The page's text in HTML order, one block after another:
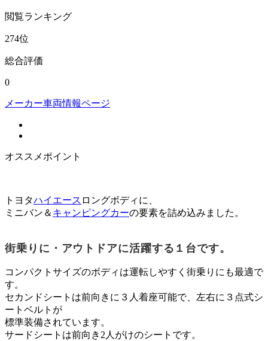
閲覧ランキング
274位
総合評価
0
メーカー車両情報ページ
オススメポイント
トヨタハイエース ロングボディに、
ミニバン＆ キャンピングカーの要素を詰め込みました。
街乗りに・アウトドアに活躍する１台です。
コンパクトサイズのボディは運転しやすく街乗りにも最適で
す。
セカンドシートは前向きに３人着座可能で、左右に３点式シ
ートベルトが
標準装備されています。
サードシートは前向き2人がけのシートです。